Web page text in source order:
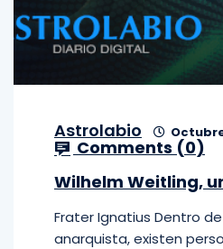
Astrolabio
Comments (0)
Wilhelm Weitling,
Frater Ignatius Dentro
anarquista, existen